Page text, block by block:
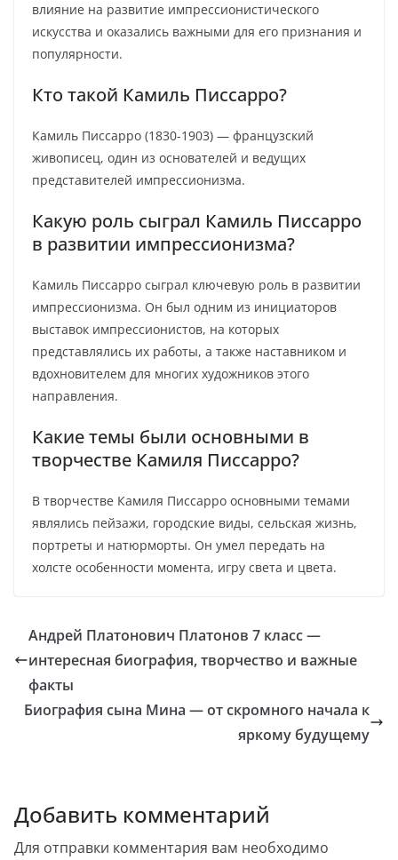
влияние на развитие импрессионистического
искусства и оказались важными для его признания и
популярности.
Кто такой Камиль Писсарро?
Камиль Писсарро (1830-1903) — французский
живописец, один из основателей и ведущих
представителей импрессионизма.
Какую роль сыграл Камиль Писсарро
в развитии импрессионизма?
Камиль Писсарро сыграл ключевую роль в развитии
импрессионизма. Он был одним из инициаторов
выставок импрессионистов, на которых
представлялись их работы, а также наставником и
вдохновителем для многих художников этого
направления.
Какие темы были основными в
творчестве Камиля Писсарро?
В творчестве Камиля Писсарро основными темами
являлись пейзажи, городские виды, сельская жизнь,
портреты и натюрморты. Он умел передать на
холсте особенности момента, игру света и цвета.
Андрей Платонович Платонов 7 класс —
интересная биография, творчество и важные
факты
Биография сына Мина — от скромного начала к
яркому будущему
Добавить комментарий
Для отправки комментария вам необходимо